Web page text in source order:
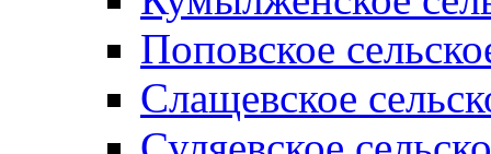
Поповское
Слащевское